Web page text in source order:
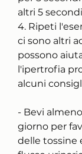
altri 5
4. Ripeti
ci sono altri
possono
l'ipertrofia
alcuni
- Bevi
giorno per
delle tossine